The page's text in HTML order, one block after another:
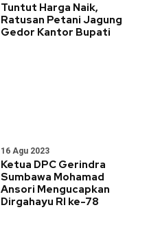
Tuntut Harga Naik,
Ratusan Petani Jagung
Gedor Kantor Bupati
16 Agu 2023
Ketua DPC Gerindra
Sumbawa Mohamad
Ansori Mengucapkan
Dirgahayu RI ke-78